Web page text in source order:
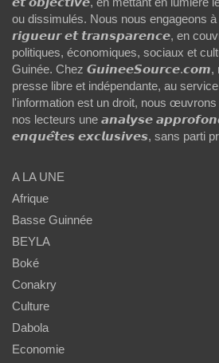
ou dissimulés. Nous nous engageons
𝙧𝙞𝙜𝙪𝙚𝙪𝙧 𝙚𝙩 𝙩𝙧𝙖𝙣𝙨𝙥𝙖𝙧𝙚𝙣𝙘𝙚, en
politiques, économiques, sociaux et
Guinée. Chez 𝙂𝙪𝙞𝙣𝙚𝙚𝙎𝙤𝙪𝙧𝙘𝙚.𝙘𝙤𝙢,
presse libre et indépendante, au
l'information est un droit, nous
nos lecteurs une 𝙖𝙣𝙖𝙡𝙮𝙨𝙚
𝙚𝙣𝙦𝙪𝙚̂𝙩𝙚𝙨 𝙚𝙭𝙘𝙡𝙪𝙨𝙞𝙫𝙚𝙨, sans parti
A LA UNE
Afrique
Basse Guinnée
BEYLA
Boké
Conakry
Culture
Dabola
Economie